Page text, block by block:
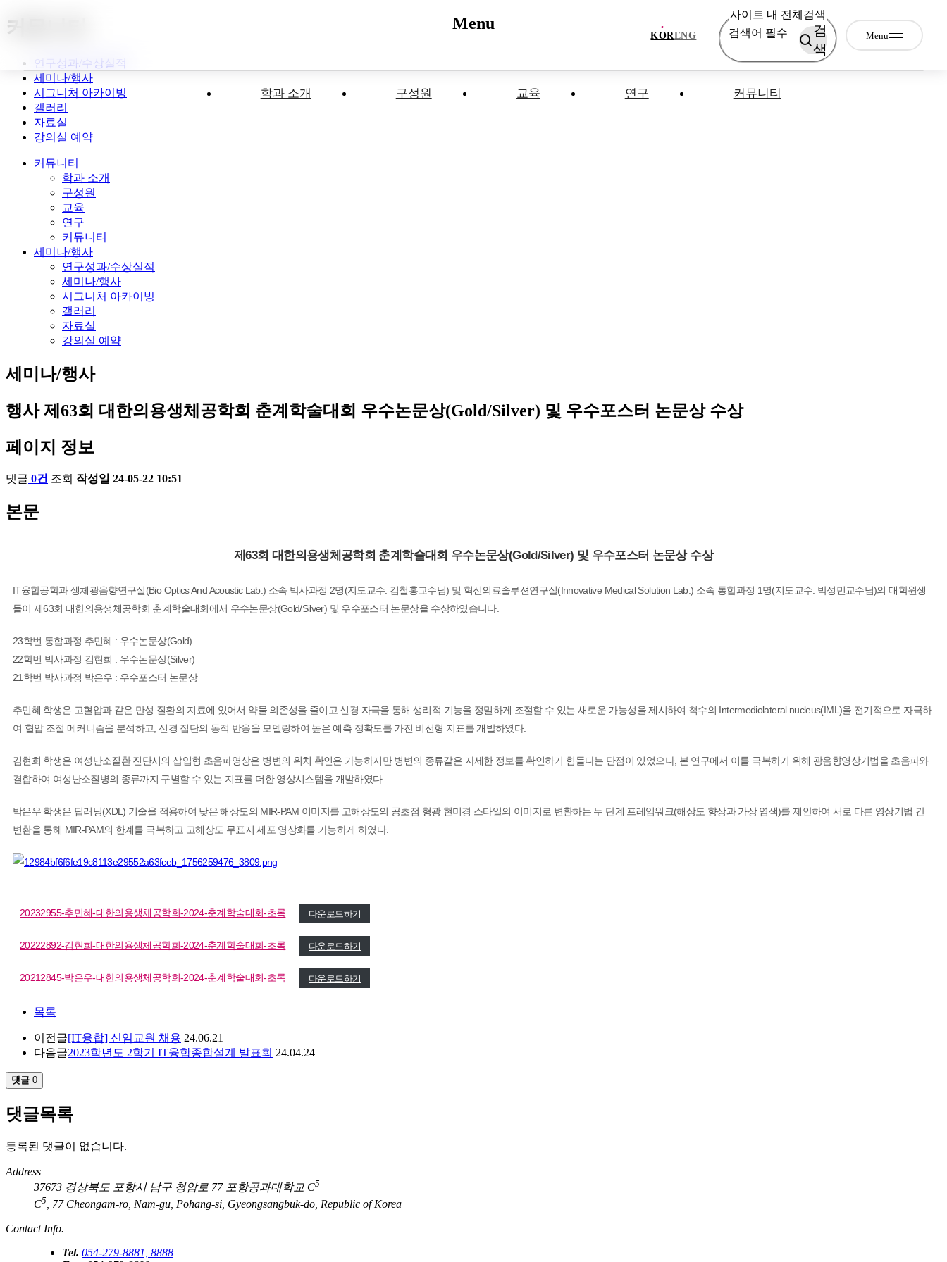
KORENG
사이트 내 전체검색
검색어 필수
검
색
Menu
Menu
학과 소개 구성원 교육 연구 커뮤니티
커뮤니티
연구성과/수상실적
세미나/행사
시그니처 아카이빙
갤러리
자료실
강의실 예약
커뮤니티
학과 소개
구성원
교육
연구
커뮤니티
세미나/행사
연구성과/수상실적
세미나/행사
시그니처 아카이빙
갤러리
자료실
강의실 예약
세미나/행사
행사 제63회 대한의용생체공학회 춘계학술대회 우수논문상(Gold/Silver) 및 우수포스터 논문상 수상
페이지 정보
댓글 0건 조회 작성일 24-05-22 10:51
본문
제63회 대한의용생체공학회 춘계학술대회 우수논문상(Gold/Silver) 및 우수포스터 논문상 수상
IT융합공학과 생체광음향연구실(Bio Optics And Acoustic Lab.) 소속 박사과정 2명(지도교수: 김철홍교수님) 및 혁신의료솔루션연구실(Innovative Medical Solution Lab.) 소속 통합과정 1명(지도교수: 박성민교수님)의 대학원생
들이 제63회 대한의용생체공학회 춘계학술대회에서 우수논문상(Gold/Silver) 및 우수포스터 논문상을 수상하였습니다.
23학번 통합과정 추민혜 : 우수논문상(Gold)
22학번 박사과정 김현희 : 우수논문상(Silver)
21학번 박사과정 박은우 : 우수포스터 논문상
추민혜 학생은 고혈압과 같은 만성 질환의 지료에 있어서 약물 의존성을 줄이고 신경 자극을 통해 생리적 기능을 정밀하게 조절할 수 있는 새로운 가능성을 제시하여 척수의 Intermediolateral nucleus(IML)을 전기적으로 자극하
여 혈압 조절 메커니즘을 분석하고, 신경 집단의 동적 반응을 모델링하여 높은 예측 정확도를 가진 비선형 지표를 개발하였다.
김현희 학생은 여성난소질환 진단시의 삽입형 초음파영상은 병변의 위치 확인은 가능하지만 병변의 종류같은 자세한 정보를 확인하기 힘들다는 단점이 있었으나, 본 연구에서 이를 극복하기 위해 광음향영상기법을 초음파와
결합하여 여성난소질병의 종류까지 구별할 수 있는 지표를 더한 영상시스템을 개발하였다.
박은우 학생은 딥러닝(XDL) 기술을 적용하여 낮은 해상도의 MIR-PAM 이미지를 고해상도의 공초점 형광 현미경 스타일의 이미지로 변환하는 두 단계 프레임워크(해상도 향상과 가상 염색)를 제안하여 서로 다른 영상기법 간
변환을 통해 MIR-PAM의 한계를 극복하고 고해상도 무표지 세포 영상화를 가능하게 하였다.
20232955-추민혜-대한의용생체공학회-2024-춘계학술대회-초록 다운로드하기
20222892-김현희-대한의용생체공학회-2024-춘계학술대회-초록 다운로드하기
20212845-박은우-대한의용생체공학회-2024-춘계학술대회-초록 다운로드하기
목록
이전글[IT융합] 신임교원 채용 24.06.21
다음글2023학년도 2학기 IT융합종합설계 발표회 24.04.24
댓글 0
댓글목록
등록된 댓글이 없습니다.
Address
37673 경상북도 포항시 남구 청암로 77 포항공과대학교 C5
C5, 77 Cheongam-ro, Nam-gu, Pohang-si, Gyeongsangbuk-do, Republic of Korea
Contact Info.
Tel. 054-279-8881, 8888